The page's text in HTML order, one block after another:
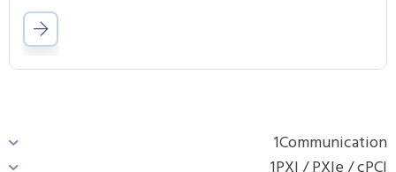
Communication
1